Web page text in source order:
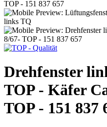
Drehfenster
TOP - Käfer
TOP - 151 837